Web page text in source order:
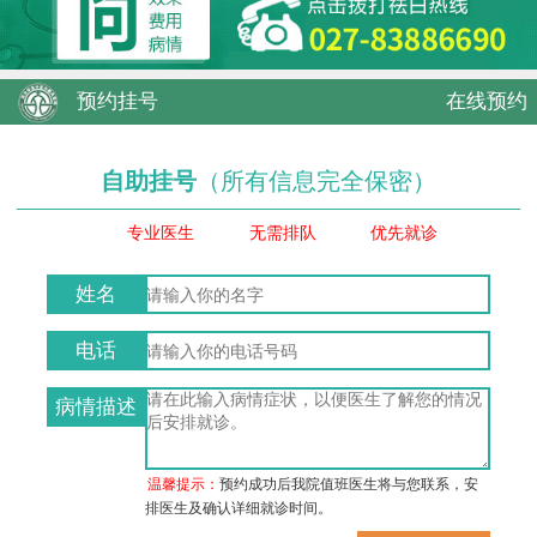
预约挂号 在线预约
自助挂号 （所有信息完全保密）
专业医生 无需排队 优先就诊
姓名
电话
病情描述
温馨提示：预约成功后我院值班医生将与您联系，安
排医生及确认详细就诊时间。